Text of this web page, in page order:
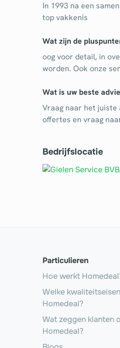
In 1993 na een
top vakkenis
Wat zijn de
oog voor detail, in
worden. Ook onze
Wat is uw beste
Vraag naar het juiste
offertes en vraag
Bedrijfslocatie
Particulieren
Hoe werkt
Welke
Homedeal?
Wat zeggen klanten
Homedeal?